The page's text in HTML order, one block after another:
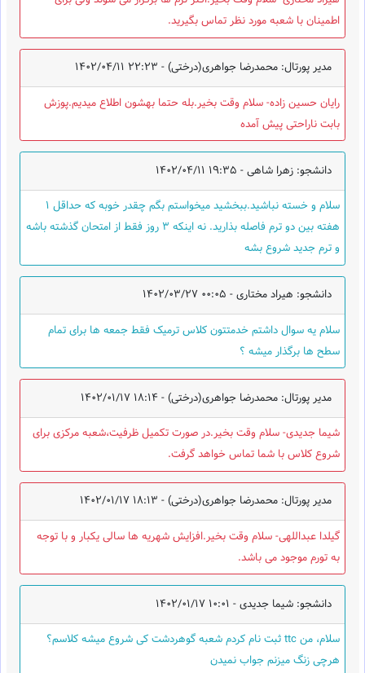
اطمینان با شعبه مورد نظر تماس بگیرید.
مدیر پورتال: محمدرضا جواهری(درختی) - 1402/04/11 22:23
رایان حسین زاده- سلام وقت بخیر.بله حتما بهشون اطلاع میدیم.پوزش
بابت ناراحتی پیش آمده
دانشجو: زهرا شاهی - 1402/04/11 19:35
سلام و خسته نباشید.ببخشید میخواستم بگم چقدر خوبه که حداقل ۱
هفته بین دو ترم فاصله بذارید. نه اینکه ۳ روز فقط از امتحان گذشته باشه
و ترم جدید شروع بشه
دانشجو: هیراد مختاری - 1402/03/27 00:05
سلام یه سوال داشتم خدمتتون کلاس ترمیک فقط جمعه ها برای تمام
سطح ها برگذار میشه ؟
مدیر پورتال: محمدرضا جواهری(درختی) - 1402/01/17 18:14
شیما جدیدی- سلام وقت بخیر.در صورت تکمیل ظرفیت،شعبه مرکزی برای
شروع کلاس با شما تماس خواهد گرفت.
مدیر پورتال: محمدرضا جواهری(درختی) - 1402/01/17 18:13
گیلدا عبداللهی- سلام وقت بخیر.افزایش شهریه ها سالی یکبار و با توجه
به تورم موجود می باشد.
دانشجو: شیما جدیدی - 1402/01/17 10:01
سلام، من ttc ثبت نام کردم شعبه گوهردشت کی شروع میشه کلاسم؟
هرچی زنگ میزنم جواب نمیدن